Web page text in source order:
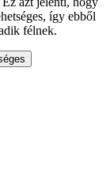
így ebből
félnek.